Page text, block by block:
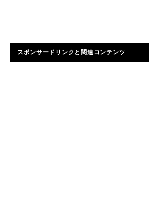
スポンサードリンクと関連コンテンツ